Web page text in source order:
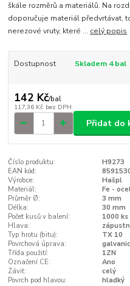
škále rozměrů a materiálů. Na
doporučuje materiál předvrtávat,
nerezové vruty, které ... celý popis
Dostupnost Skladem 4 bal
142 Kč/bal
117,36 Kč bez DPH
Přidat do
Číslo produktu:
H9273
EAN kód:
Výrobce:
Hašpl
Materiál:
Fe -
Průměr Ø:
3 mm
Délka:
30 mm
Počet kusů v balení:
1000 ks
Hlava:
Typ hrotu (bitu):
TX 10
Povrchová úprava:
Třída použití:
1ZN
Označení CE:
Ano
Závit:
celý
Povrch pod hlavou:
hladký